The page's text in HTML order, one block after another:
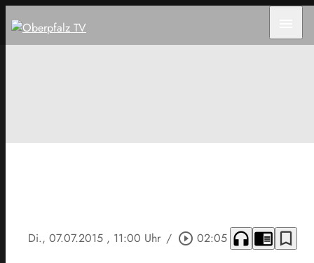
Di., 07.07.2015 , 11:00 Uhr / play_circle_outline 02:05 headphones chrome_reader_mode bookmark_border